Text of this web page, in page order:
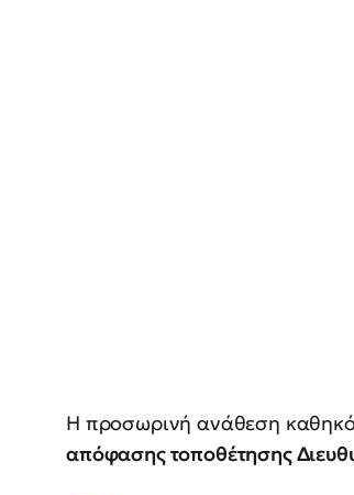
Η προσωρινή ανάθεση
απόφασης τοποθέτησης